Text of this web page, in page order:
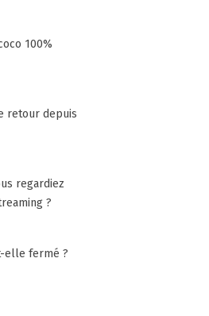
100%
retour depuis
regardiez
?
elle fermé ?